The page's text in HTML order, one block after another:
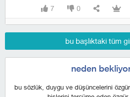
7 0
bu başlıktaki tüm
neden
bu sözlük, duygu ve düşüncelerini